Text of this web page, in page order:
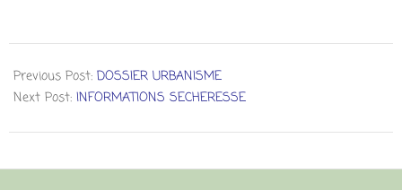
Previous Post: DOSSIER URBANISME
Next Post: INFORMATIONS SECHERESSE